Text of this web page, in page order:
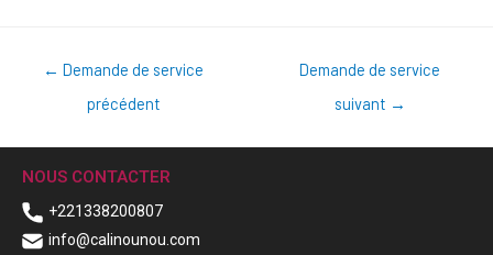
← Demande de service
précédent
Demande de service
suivant →
NOUS CONTACTER
+221338200807
info@calinounou.com